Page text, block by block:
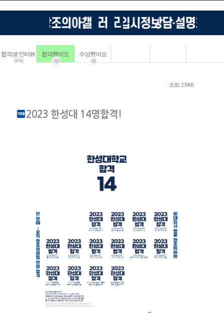
합격생 인터뷰
4114
합격했어요
183
수상했어요
68
ㆍ조회: 23968
2023 한성대 14명합격!